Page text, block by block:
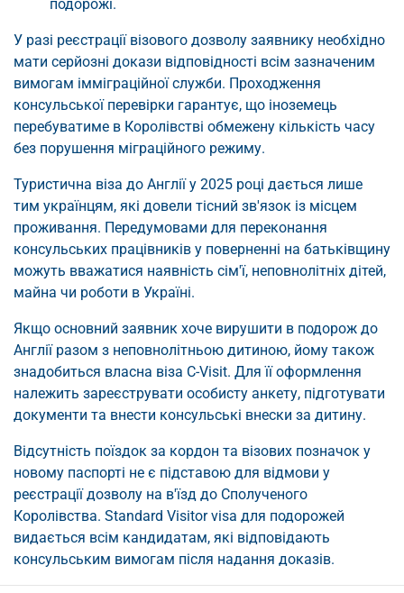
подорожі.
У разі реєстрації візового дозволу заявнику необхідно
мати серйозні докази відповідності всім зазначеним
вимогам імміграційної служби. Проходження
консульської перевірки гарантує, що іноземець
перебуватиме в Королівстві обмежену кількість часу
без порушення міграційного режиму.
Туристична віза до Англії у 2025 році дається лише
тим українцям, які довели тісний зв'язок із місцем
проживання. Передумовами для переконання
консульських працівників у поверненні на батьківщину
можуть вважатися наявність сім'ї, неповнолітніх дітей,
майна чи роботи в Україні.
Якщо основний заявник хоче вирушити в подорож до
Англії разом з неповнолітньою дитиною, йому також
знадобиться власна віза C-Visit. Для її оформлення
належить зареєструвати особисту анкету, підготувати
документи та внести консульські внески за дитину.
Відсутність поїздок за кордон та візових позначок у
новому паспорті не є підставою для відмови у
реєстрації дозволу на в'їзд до Сполученого
Королівства. Standard Visitor visa для подорожей
видається всім кандидатам, які відповідають
консульським вимогам після надання доказів.